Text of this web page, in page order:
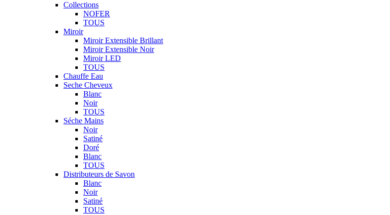
Collections
NOFER
TOUS
Miroir
Miroir Extensible Brillant
Miroir Extensible Noir
Miroir LED
TOUS
Chauffe Eau
Seche Cheveux
Blanc
Noir
TOUS
Séche Mains
Noir
Satiné
Doré
Blanc
TOUS
Distributeurs de Savon
Blanc
Noir
Satiné
TOUS